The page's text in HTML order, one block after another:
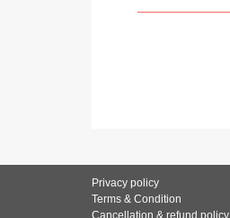
Privacy policy
Terms & Condition
Cancellation & refund policy